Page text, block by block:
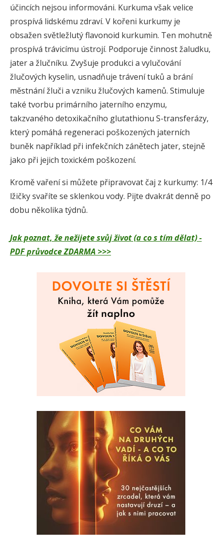
účincích nejsou informováni. Kurkuma však velice
prospívá lidskému zdraví. V kořeni kurkumy je
obsažen světležlutý flavonoid kurkumin. Ten mohutně
prospívá trávicímu ústrojí. Podporuje činnost žaludku,
jater a žlučníku. Zvyšuje produkci a vylučování
žlučových kyselin, usnadňuje trávení tuků a brání
městnání žluči a vzniku žlučových kamenů. Stimuluje
také tvorbu primárního jaterního enzymu,
takzvaného detoxikačního glutathionu S-transferázy,
který pomáhá regeneraci poškozených jaterních
buněk například při infekčních zánětech jater, stejně
jako při jejich toxickém poškození.
Kromě vaření si můžete připravovat čaj z kurkumy: 1/4
lžičky svaříte se sklenkou vody. Pijte dvakrát denně po
dobu několika týdnů.
Jak poznat, že nežijete svůj život (a co s tím dělat) -
PDF průvodce ZDARMA >>>